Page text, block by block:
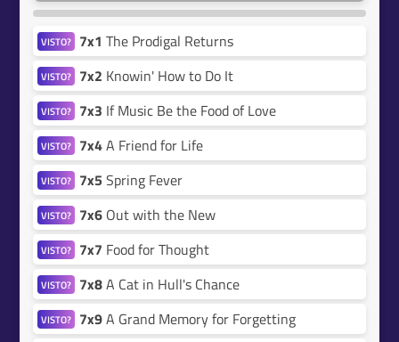
VISTO? 7x1 The Prodigal Returns
VISTO? 7x2 Knowin' How to Do It
VISTO? 7x3 If Music Be the Food of Love
VISTO? 7x4A Friend for Life
VISTO? 7x5 Spring Fever
VISTO? 7x6 Out with the New
VISTO? 7x7 Food for Thought
VISTO? 7x8A Cat in Hull's Chance
VISTO? 7x9A Grand Memory for Forgetting